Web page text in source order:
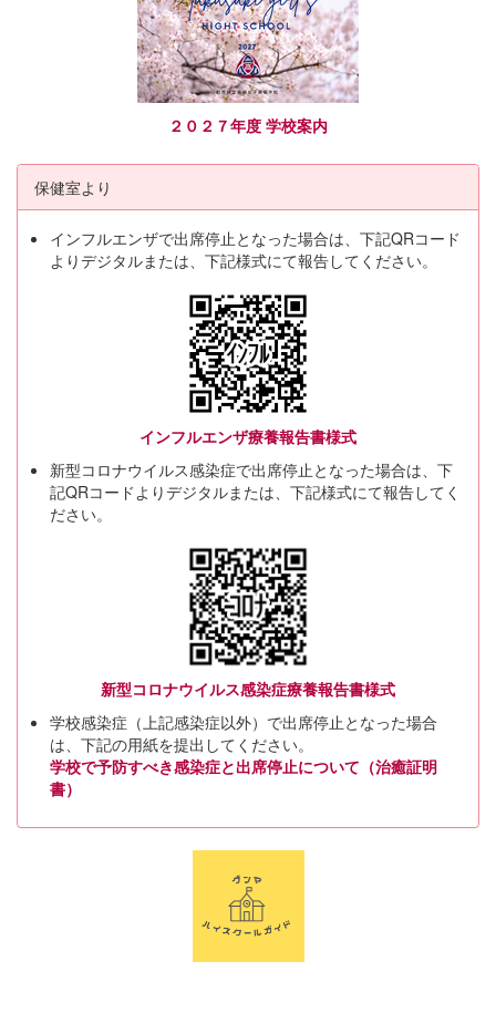
２０２７年度 学校案内
保健室より
インフルエンザで出席停止となった場合は、下記QRコード
よりデジタルまたは、下記様式にて報告してください。
インフルエンザ療養報告書様式
新型コロナウイルス感染症で出席停止となった場合は、下
記QRコードよりデジタルまたは、下記様式にて報告してく
ださい。
新型コロナウイルス感染症療養報告書様式
学校感染症（上記感染症以外）で出席停止となった場合
は、下記の用紙を提出してください。
学校で予防すべき感染症と出席停止について（治癒証明
書）